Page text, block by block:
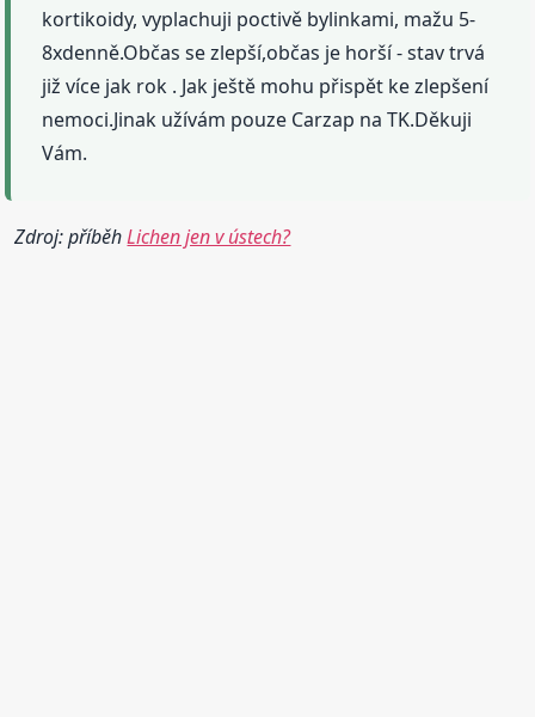
kortikoidy, vyplachuji poctivě bylinkami, mažu 5-
8xdenně.Občas se zlepší,občas je horší - stav trvá
již více jak rok . Jak ještě mohu přispět ke zlepšení
nemoci.Jinak užívám pouze Carzap na TK.Děkuji
Vám.
Zdroj: příběhLichen jen v ústech?